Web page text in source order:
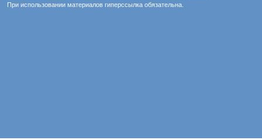
При использовании материалов гиперссылка обязательна.